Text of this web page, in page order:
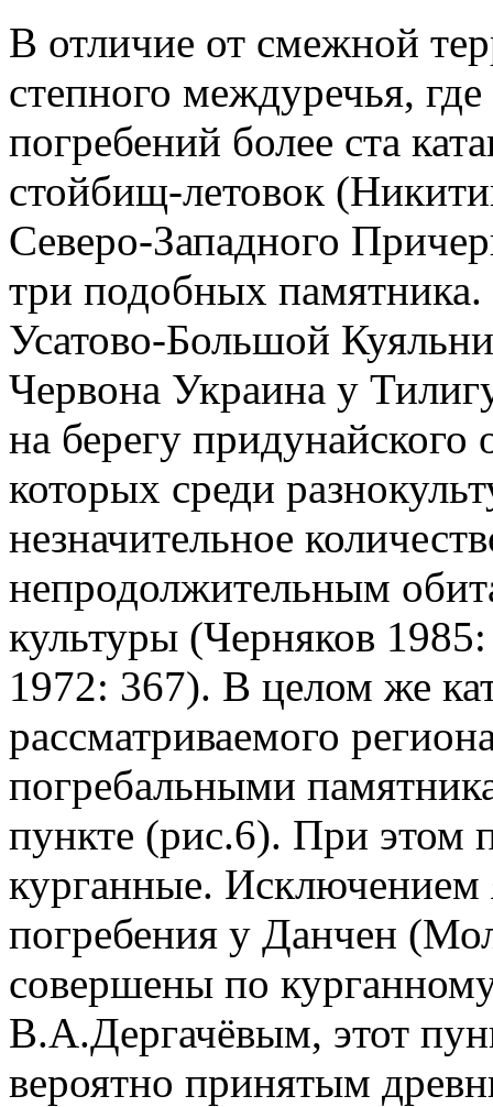
В отличие от смежной
степного междуречья,
погребений более ста
стойбищ-летовок
Северо-Западного
три подобных
Усатово-Большой
Червона Украина у
на берегу придунайского
которых среди
незначительное
непродолжительным
культуры (Черняков
1972: 367). В целом же
рассматриваемого
погребальными
пункте (рис.6). При этом
курганные. Исключением
погребения у Данчен
совершены по
В.А.Дергачёвым, этот
вероятно принятым